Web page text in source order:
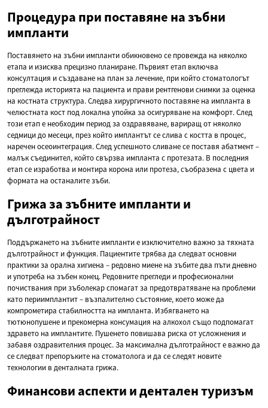
Процедура при поставяне на зъбни
импланти
Поставянето на зъбни импланти обикновено се провежда на няколко
етапа и изисква прецизно планиране. Първият етап включва
консултация и създаване на план за лечение, при който стоматологът
преглежда историята на пациента и прави рентгенови снимки за оценка
на костната структура. Следва хирургичното поставяне на импланта в
челюстната кост под локална упойка за осигуряване на комфорт. След
този етап е необходим период за оздравяване, вариращ от няколко
седмици до месеци, през който имплантът се слива с костта в процес,
наречен осеоинтеграция. След успешното сливане се поставя абатмент –
малък съединител, който свързва импланта с протезата. В последния
етап се изработва и монтира корона или протеза, съобразена с цвета и
формата на останалите зъби.
Грижа за зъбните импланти и
дълготрайност
Поддържането на зъбните импланти е изключително важно за тяхната
дълготрайност и функция. Пациентите трябва да следват основни
практики за орална хигиена – редовно миене на зъбите два пъти дневно
и употреба на зъбен конец. Редовните прегледи и професионални
почиствания при зъболекар спомагат за предотвратяване на проблеми
като периимплантит – възпалително състояние, което може да
компрометира стабилността на импланта. Избягването на
тютюнопушене и прекомерна консумация на алкохол също подпомагат
здравето на имплантите. Пушенето повишава риска от усложнения и
забавя оздравителния процес. За максимална дълготрайност е важно да
се следват препоръките на стоматолога и да се следят новите
технологии в денталната грижа.
Финансови аспекти и дентален туризъм